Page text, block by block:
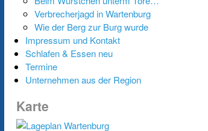
Verbrecherjagd in Wartenburg
Wie der Berg zur Burg wurde
Impressum und Kontakt
Schlafen & Essen neu
Termine
Unternehmen aus der Region
Karte